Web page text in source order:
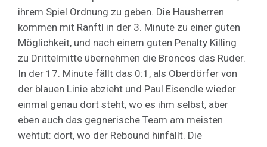
ihrem Spiel Ordnung zu geben. Die Hausherren
kommen mit Ranftl in der 3. Minute zu einer guten
Möglichkeit, und nach einem guten Penalty Killing
zu Drittelmitte übernehmen die Broncos das Ruder.
In der 17. Minute fällt das 0:1, als Oberdörfer von
der blauen Linie abzieht und Paul Eisendle wieder
einmal genau dort steht, wo es ihm selbst, aber
eben auch das gegnerische Team am meisten
wehtut: dort, wo der Rebound hinfällt. Die